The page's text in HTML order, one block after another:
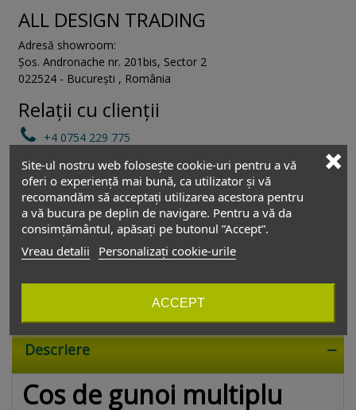
ALL DESIGN TRADING
Adresă showroom:
Șos. Andronache nr. 201bis, Sector 2
022524 - București , România
Relații cu clienții
+4 0754 229 775
vanzari@depozitul-de-accesorii.ro
Depozitul de accesorii
Luni - Vineri
08:00 - 17:30
Sâmbătă
Închis
Descriere
Cos de gunoi multiplu
Site-ul nostru web folosește cookie-uri pentru a vă
oferi o experiență mai bună, ca utilizator și vă
recomandăm să acceptați utilizarea acestora pentru
a vă bucura pe deplin de navigare. Pentru a vă da
consimțământul, apăsați pe butonul ”Accept”.
Vreau detalii
Personalizați cookie-urile
ACCEPT